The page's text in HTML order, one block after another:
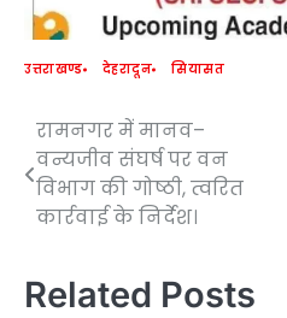
उत्तराखण्ड देहरादून सियासत
Post
navigation
रामनगर में मानव–
वन्यजीव संघर्ष पर वन
विभाग की गोष्ठी, त्वरित
कार्रवाई के निर्देश।
Related Posts